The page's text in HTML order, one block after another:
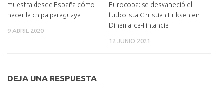
muestra desde España cómo
hacer la chipa paraguaya
9 ABRIL 2020
Eurocopa: se desvaneció el
futbolista Christian Eriksen en
Dinamarca-Finlandia
12 JUNIO 2021
DEJA UNA RESPUESTA